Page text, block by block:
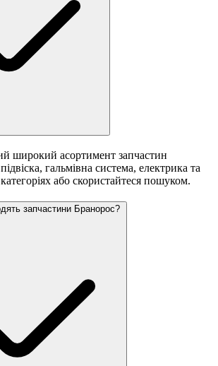
широкий асортимент запчастин
гальмівна система, електрика та
або скористайтеся пошуком.
запчастини Бранорос?